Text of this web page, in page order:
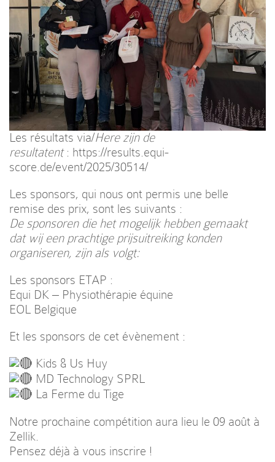
Les résultats via/Here zijn de
resultatent: https://results.equi-
score.de/event/2025/30514/
Les sponsors, qui nous ont permis une belle
remise des prix, sont les suivants :
De sponsoren die het mogelijk hebben gemaakt
dat wij een prachtige prijsuitreiking konden
organiseren, zijn als volgt:
Les sponsors ETAP :
Equi DK – Physiothérapie équine
EOL Belgique
Et les sponsors de cet évènement :
Kids & Us Huy
MD Technology SPRL
La Ferme du Tige
Notre prochaine compétition aura lieu le 09 août à
Zellik.
Pensez déjà à vous inscrire !